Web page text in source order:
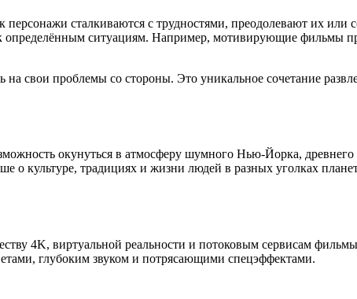
сталкиваются с трудностями, преодолевают их или
определённым ситуациям. Например, мотивирующие фильмы
свои проблемы со стороны. Это уникальное сочетание
окунуться в атмосферу шумного Нью-Йорка, древнего
о культуре, традициях и жизни людей в разных уголках
4K, виртуальной реальности и потоковым сервисам
глубоким звуком и потрясающими спецэффектами.